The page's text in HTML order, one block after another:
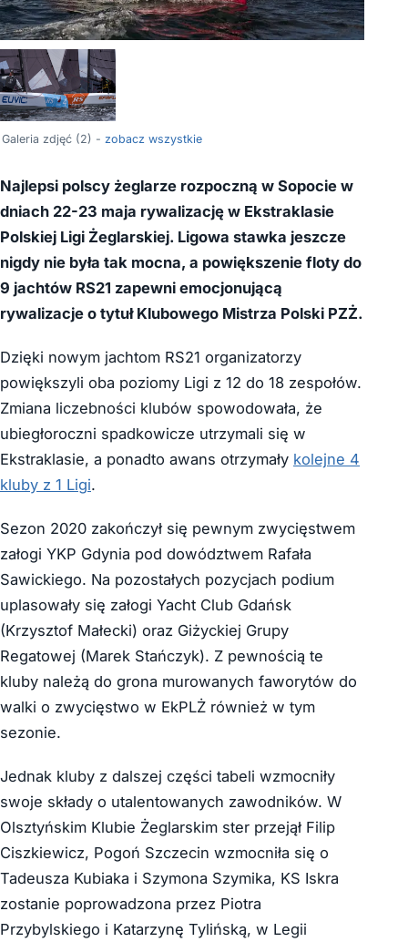
Galeria zdjęć (2) - zobacz wszystkie
Najlepsi polscy żeglarze rozpoczną w Sopocie w
dniach 22-23 maja rywalizację w Ekstraklasie
Polskiej Ligi Żeglarskiej. Ligowa stawka jeszcze
nigdy nie była tak mocna, a powiększenie floty do
9 jachtów RS21 zapewni emocjonującą
rywalizacje o tytuł Klubowego Mistrza Polski PZŻ.
Dzięki nowym jachtom RS21 organizatorzy
powiększyli oba poziomy Ligi z 12 do 18 zespołów.
Zmiana liczebności klubów spowodowała, że
ubiegłoroczni spadkowicze utrzymali się w
Ekstraklasie, a ponadto awans otrzymały kolejne 4
kluby z 1 Ligi.
Sezon 2020 zakończył się pewnym zwycięstwem
załogi YKP Gdynia pod dowództwem Rafała
Sawickiego. Na pozostałych pozycjach podium
uplasowały się załogi Yacht Club Gdańsk
(Krzysztof Małecki) oraz Giżyckiej Grupy
Regatowej (Marek Stańczyk). Z pewnością te
kluby należą do grona murowanych faworytów do
walki o zwycięstwo w EkPLŻ również w tym
sezonie.
Jednak kluby z dalszej części tabeli wzmocniły
swoje składy o utalentowanych zawodników. W
Olsztyńskim Klubie Żeglarskim ster przejął Filip
Ciszkiewicz, Pogoń Szczecin wzmocniła się o
Tadeusza Kubiaka i Szymona Szymika, KS Iskra
zostanie poprowadzona przez Piotra
Przybylskiego i Katarzynę Tylińską, w Legii